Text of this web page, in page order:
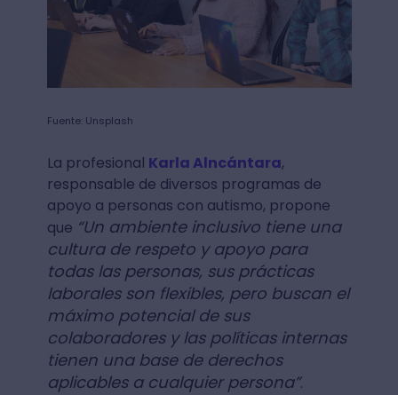
Fuente: Unsplash
La profesional Karla Alncántara,
responsable de diversos programas de
apoyo a personas con autismo, propone
que “Un ambiente inclusivo tiene una
cultura de respeto y apoyo para
todas las personas, sus prácticas
laborales son flexibles, pero buscan el
máximo potencial de sus
colaboradores y las políticas internas
tienen una base de derechos
aplicables a cualquier persona”.